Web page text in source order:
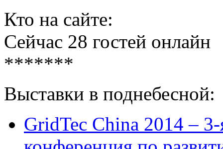
Кто на сайте:
Сейчас 28 гостей онлайн
*******
Выставки в поднебесной:
GridTec China 2014 –